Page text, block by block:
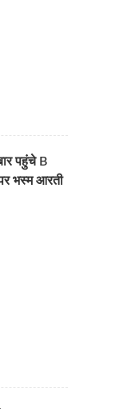
पहुंचे B
भस्म आरती